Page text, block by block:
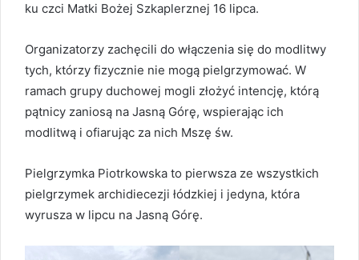
ku czci Matki Bożej Szkaplerznej 16 lipca.
Organizatorzy zachęcili do włączenia się do modlitwy
tych, którzy fizycznie nie mogą pielgrzymować. W
ramach grupy duchowej mogli złożyć intencję, którą
pątnicy zaniosą na Jasną Górę, wspierając ich
modlitwą i ofiarując za nich Mszę św.
Pielgrzymka Piotrkowska to pierwsza ze wszystkich
pielgrzymek archidiecezji łódzkiej i jedyna, która
wyrusza w lipcu na Jasną Górę.